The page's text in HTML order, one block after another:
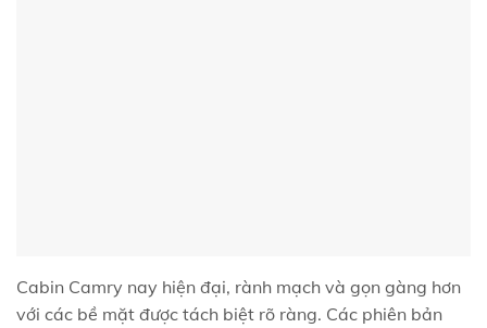
Cabin Camry nay hiện đại, rành mạch và gọn gàng hơn
với các bề mặt được tách biệt rõ ràng. Các phiên bản